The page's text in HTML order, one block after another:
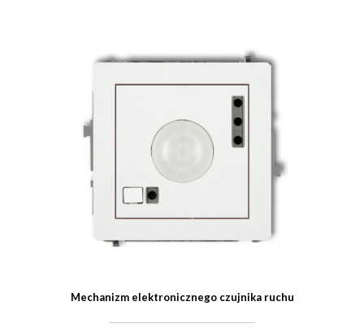
Mechanizm elektronicznego czujnika ruchu